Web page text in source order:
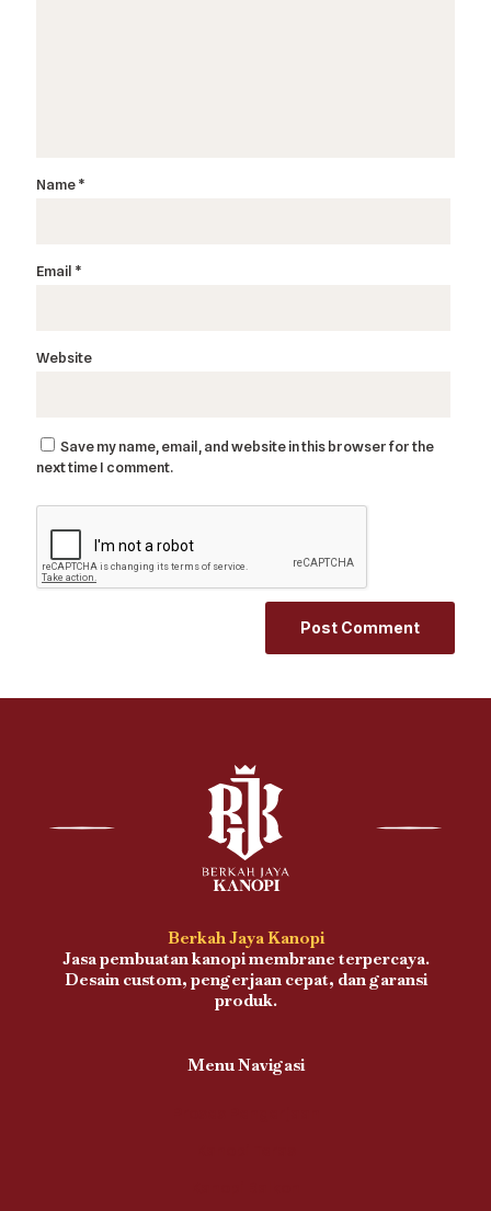
Name*
Email *
Website
Save my name, email, and website in this browser for the
next time I comment.
Berkah Jaya Kanopi
Jasa pembuatan kanopi membrane terpercaya.
Desain custom, pengerjaan cepat, dan garansi
produk.
Menu Navigasi